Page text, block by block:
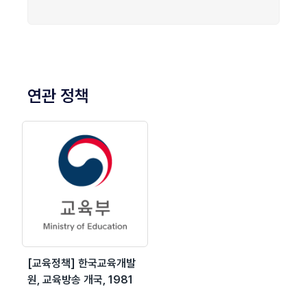
연관 정책
[교육정책] 한국교육개발
원, 교육방송 개국, 1981